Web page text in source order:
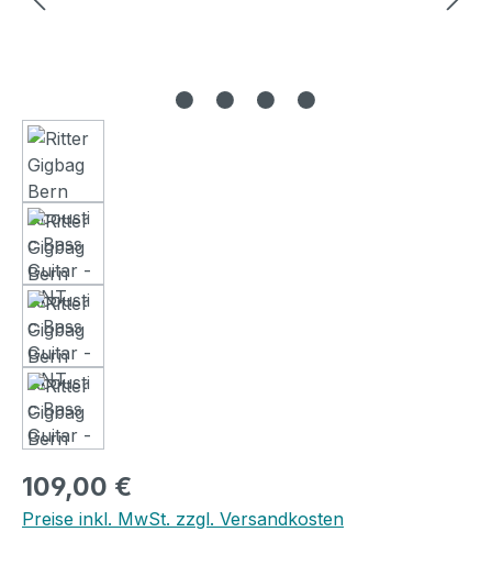
Regulärer Preis:
109,00 €
Preise inkl. MwSt. zzgl. Versandkosten